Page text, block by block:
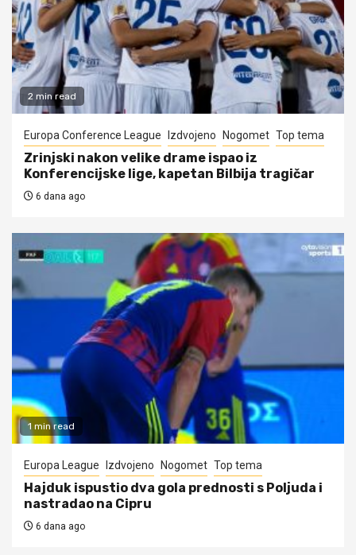
2 min read
Europa Conference League Izdvojeno Nogomet Top tema
Zrinjski nakon velike drame ispao iz
Konferencijske lige, kapetan Bilbija tragičar
6 dana ago
1 min read
Europa League Izdvojeno Nogomet Top tema
Hajduk ispustio dva gola prednosti s Poljuda i
nastradao na Cipru
6 dana ago